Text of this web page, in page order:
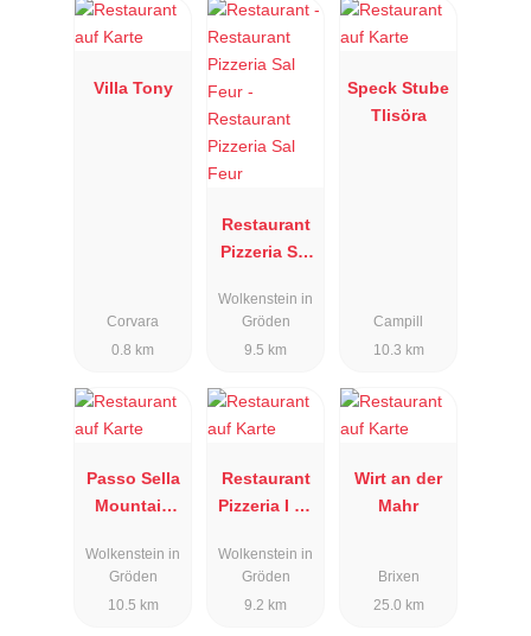
Villa Tony
Corvara
0.8 km
Restaurant
Pizzeria Sal
Wolkenstein in
Gröden
9.5 km
Speck Stube
Tlisöra
Campill
10.3 km
Passo Sella
Mountain
Wolkenstein in
Gröden
10.5 km
Restaurant
Pizzeria I La
Wolkenstein in
Gröden
9.2 km
Wirt an der
Mahr
Brixen
25.0 km